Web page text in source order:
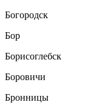
Богородск
Бор
Борисоглебск
Боровичи
Бронницы